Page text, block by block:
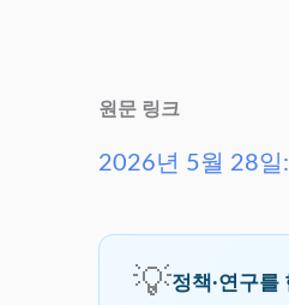
원문 링크
2026년 5월 28일
💡정책·연구를